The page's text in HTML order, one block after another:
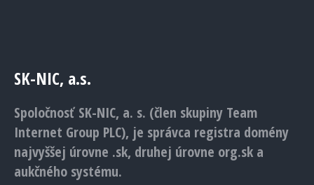
SK-NIC, a.s.
Spoločnosť SK-NIC, a. s. (člen skupiny Team
Internet Group PLC), je správca registra domény
najvyššej úrovne .sk, druhej úrovne org.sk a
aukčného systému.